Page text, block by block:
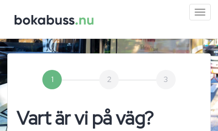
1 2 3
Vart är vi på väg?